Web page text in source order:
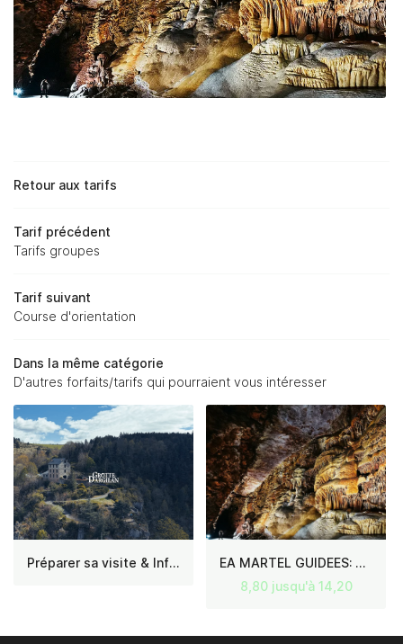
LA GROTTE
SERVICES
TARIFS
& ACTU'
& VIDÉOS
Restez informés
Inscription Newsletter
Retour aux tarifs
Tarif précédent
Tarifs groupes
Tarif suivant
Course d'orientation
Dans la même catégorie
D'autres forfaits/tarifs qui pourraient vous intéresser
Préparer sa visite & Infos pratiques
EA MARTEL GUIDEES: Code reduction
8,80 jusqu'à 14,20